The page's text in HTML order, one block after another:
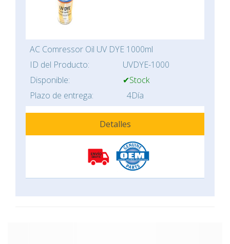
AC Comressor Oil UV DYE 1000ml
ID del Producto:
UVDYE-1000
Disponible:
✔Stock
Plazo de entrega:
4Día
Detalles